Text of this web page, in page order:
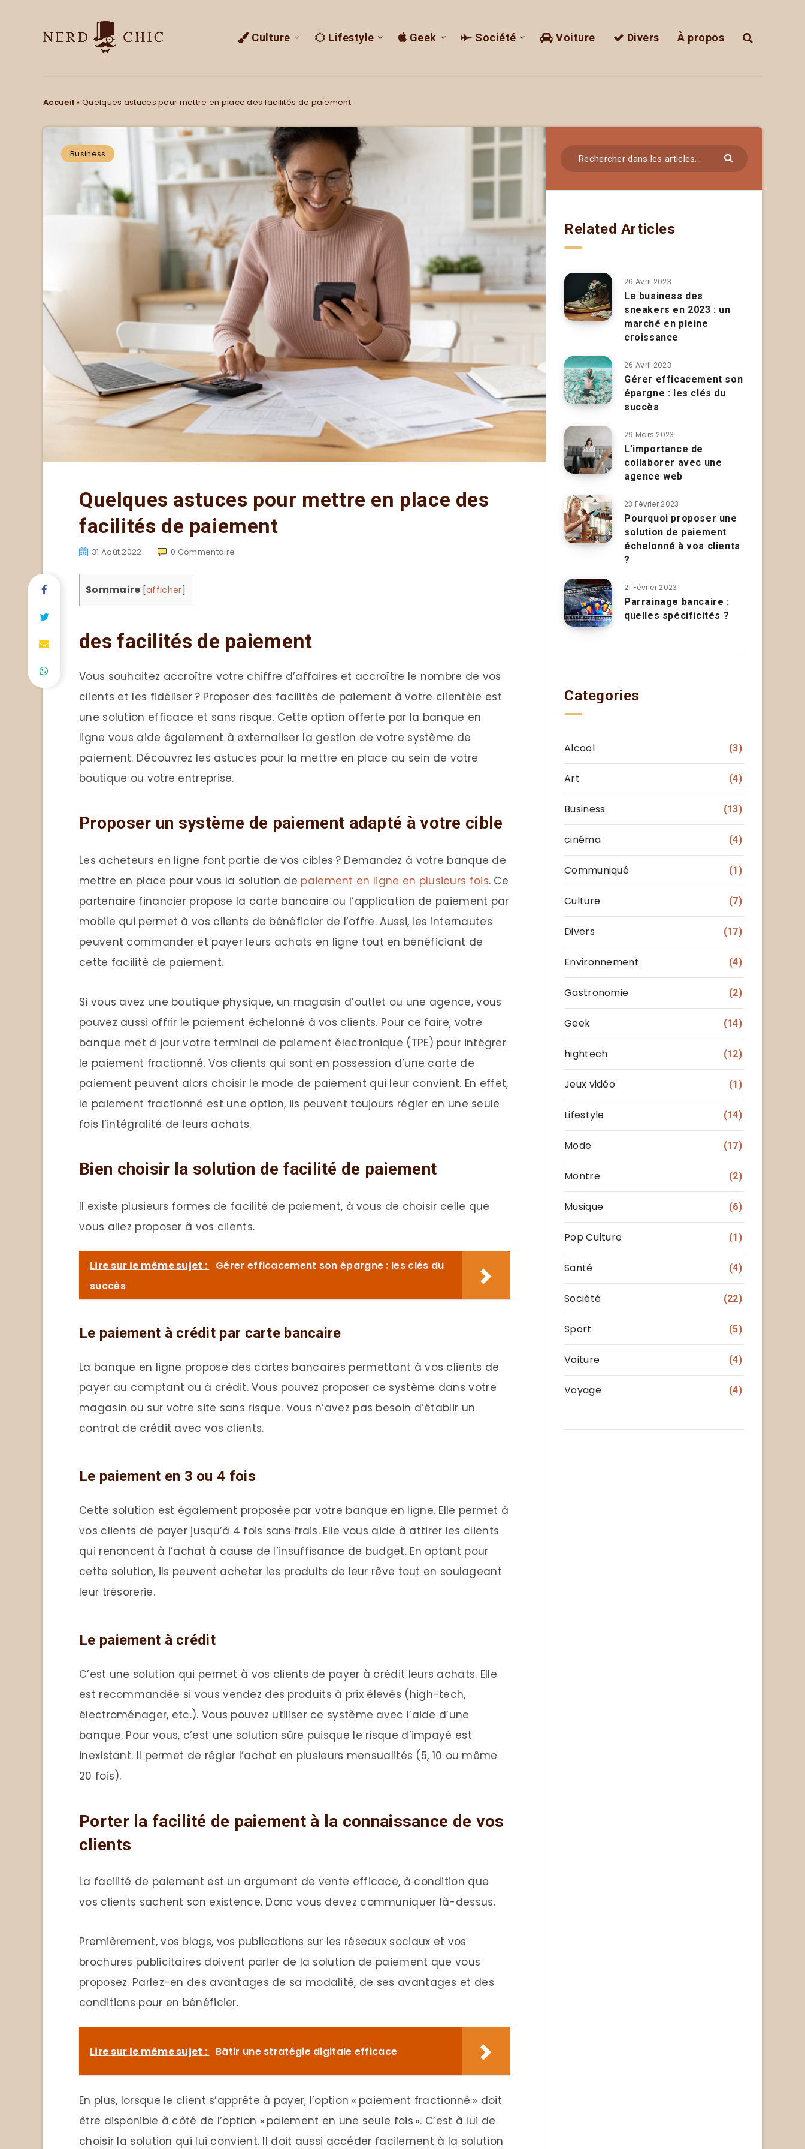
Culture Lifestyle Geek Société Voiture Divers À propos
Accueil »Quelques astuces pour mettre en place des facilités de paiement
Business
Quelques astuces pour mettre en place des
facilités de paiement
31 Août 2022 0 Commentaire
Sommaire [afficher]
des facilités de paiement
Vous souhaitez accroître votre chiffre d’affaires et accroître le nombre de vos
clients et les fidéliser ? Proposer des facilités de paiement à votre clientèle est
une solution efficace et sans risque. Cette option offerte par la banque en
ligne vous aide également à externaliser la gestion de votre système de
paiement. Découvrez les astuces pour la mettre en place au sein de votre
boutique ou votre entreprise.
Proposer un système de paiement adapté à votre cible
Les acheteurs en ligne font partie de vos cibles ? Demandez à votre banque de
mettre en place pour vous la solution de paiement en ligne en plusieurs fois. Ce
partenaire financier propose la carte bancaire ou l’application de paiement par
mobile qui permet à vos clients de bénéficier de l’offre. Aussi, les internautes
peuvent commander et payer leurs achats en ligne tout en bénéficiant de
cette facilité de paiement.
Si vous avez une boutique physique, un magasin d’outlet ou une agence, vous
pouvez aussi offrir le paiement échelonné à vos clients. Pour ce faire, votre
banque met à jour votre terminal de paiement électronique (TPE) pour intégrer
le paiement fractionné. Vos clients qui sont en possession d’une carte de
paiement peuvent alors choisir le mode de paiement qui leur convient. En effet,
le paiement fractionné est une option, ils peuvent toujours régler en une seule
fois l’intégralité de leurs achats.
Bien choisir la solution de facilité de paiement
Il existe plusieurs formes de facilité de paiement, à vous de choisir celle que
vous allez proposer à vos clients.
Lire sur le même sujet :
Gérer efficacement son épargne : les clés du
succès
Le paiement à crédit par carte bancaire
La banque en ligne propose des cartes bancaires permettant à vos clients de
payer au comptant ou à crédit. Vous pouvez proposer ce système dans votre
magasin ou sur votre site sans risque. Vous n’avez pas besoin d’établir un
contrat de crédit avec vos clients.
Le paiement en 3 ou 4 fois
Cette solution est également proposée par votre banque en ligne. Elle permet à
vos clients de payer jusqu’à 4 fois sans frais. Elle vous aide à attirer les clients
qui renoncent à l’achat à cause de l’insuffisance de budget. En optant pour
cette solution, ils peuvent acheter les produits de leur rêve tout en soulageant
leur trésorerie.
Le paiement à crédit
C’est une solution qui permet à vos clients de payer à crédit leurs achats. Elle
est recommandée si vous vendez des produits à prix élevés (high-tech,
électroménager, etc.). Vous pouvez utiliser ce système avec l’aide d’une
banque. Pour vous, c’est une solution sûre puisque le risque d’impayé est
inexistant. Il permet de régler l’achat en plusieurs mensualités (5, 10 ou même
20 fois).
Porter la facilité de paiement à la connaissance de vos
clients
La facilité de paiement est un argument de vente efficace, à condition que
vos clients sachent son existence. Donc vous devez communiquer là-dessus.
Premièrement, vos blogs, vos publications sur les réseaux sociaux et vos
brochures publicitaires doivent parler de la solution de paiement que vous
proposez. Parlez-en des avantages de sa modalité, de ses avantages et des
conditions pour en bénéficier.
Lire sur le même sujet : Bâtir une stratégie digitale efficace
En plus, lorsque le client s’apprête à payer, l’option « paiement fractionné » doit
être disponible à côté de l’option « paiement en une seule fois ». C’est à lui de
choisir la solution qui lui convient. Il doit aussi accéder facilement à la solution
Related Articles
26 Avril 2023
Le business des
sneakers en 2023 : un
marché en pleine
croissance
26 Avril 2023
Gérer efficacement son
épargne : les clés du
succès
29 Mars 2023
L’importance de
collaborer avec une
agence web
23 Février 2023
Pourquoi proposer une
solution de paiement
échelonné à vos clients
?
21 Février 2023
Parrainage bancaire :
quelles spécificités ?
Categories
Alcool (3)
Art (4)
Business (13)
cinéma (4)
Communiqué (1)
Culture (7)
Divers (17)
Environnement (4)
Gastronomie (2)
Geek (14)
hightech (12)
Jeux vidéo (1)
Lifestyle (14)
Mode (17)
Montre (2)
Musique (6)
Pop Culture (1)
Santé (4)
Société (22)
Sport (5)
Voiture (4)
Voyage (4)